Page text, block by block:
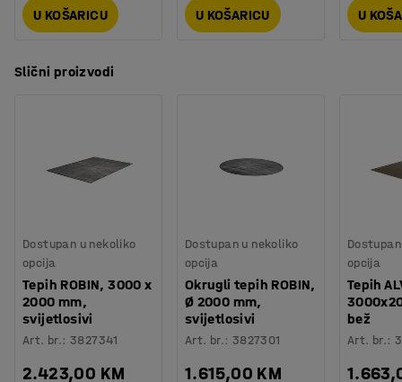
U KOŠARICU U KOŠARICU U
Slični proizvodi
Dostupan u nekoliko
opcija
Tepih ROBIN, 3000 x
2000 mm,
svijetlosivi
Art. br.:3827341
2.423,00 KM
Dostupan u nekoliko
opcija
Okrugli tepih ROBIN,
Ø 2000 mm,
svijetlosivi
Art. br.: 3827301
1.615,00 KM
opcija
Tepih
bež
Art. br.: